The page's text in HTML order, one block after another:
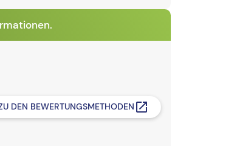
DEN BEWERTUNGSMETHODEN